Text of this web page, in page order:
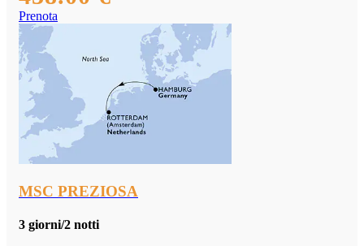
Prenota
MSC PREZIOSA
3 giorni/2 notti